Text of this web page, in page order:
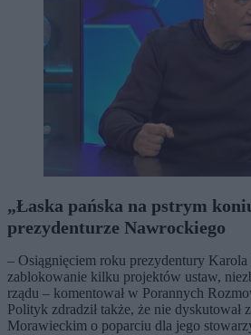
„Łaska pańska na pstrym
prezydenturze Nawrockiego
– Osiągnięciem roku prezydentury
zablokowanie kilku projektów ustaw,
rządu – komentował w Porannych
Polityk zdradził także, że nie dyskutował
Morawieckim o poparciu dla jego